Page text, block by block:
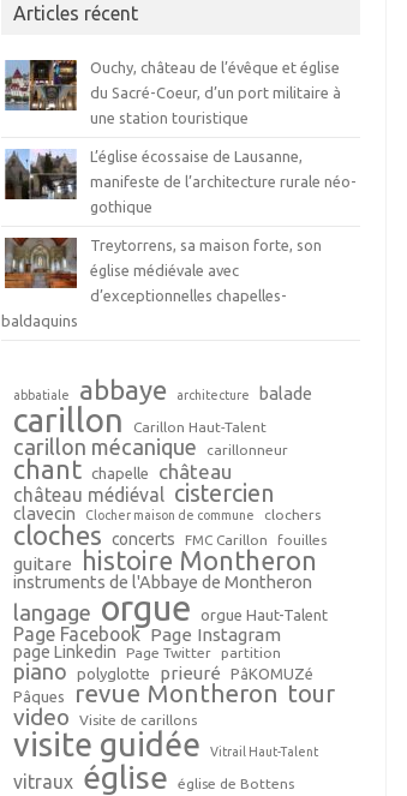
Articles récent
Ouchy, château de l’évêque et église
du Sacré-Coeur, d’un port militaire à
une station touristique
L’église écossaise de Lausanne,
manifeste de l’architecture rurale néo-
gothique
Treytorrens, sa maison forte, son
église médiévale avec
d’exceptionnelles chapelles-
baldaquins
abbatiale abbaye architecture balade
carillon Carillon Haut-Talent
carillon mécanique carillonneur
chant chapelle château
château médiéval cistercien
clavecin Clocher maison de commune clochers
cloches concerts FMC Carillon fouilles
guitare histoire Montheron
instruments de l'Abbaye de Montheron
langage orgue orgue Haut-Talent
Page Facebook Page Instagram
page Linkedin Page Twitter partition
piano polyglotte prieuré
PâKOMUZé
Pâques
revue Montheron tour
video Visite de carillons
visite guidée Vitrail Haut-Talent
vitraux église église de Bottens